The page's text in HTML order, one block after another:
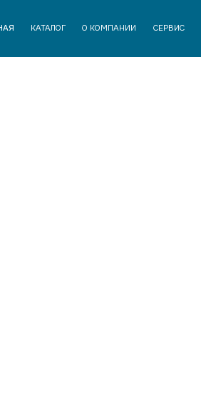
КАТАЛОГ О КОМПАНИИ СЕРВИС ЛИЗИНГ